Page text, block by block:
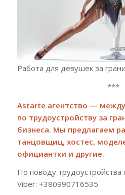
Работа для девушек за
***
Astarte агентство —
по трудоустройству за
бизнеса. Мы предлагаем
танцовщиц, хостес,
официантки и другие.
По поводу
Viber: +380990716535